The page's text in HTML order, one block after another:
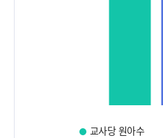
교사당 원아수